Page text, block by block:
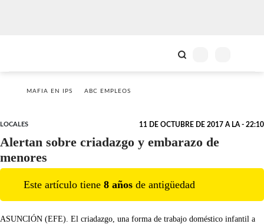
MAFIA EN IPS ABC EMPLEOS
LOCALES 11 DE OCTUBRE DE 2017 A LA - 22:10
Alertan sobre criadazgo y embarazo de
menores
Este artículo tiene 8 años de antigüedad
ASUNCIÓN (EFE). El criadazgo, una forma de trabajo doméstico infantil a